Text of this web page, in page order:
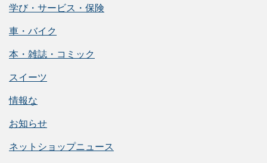
学び・サービス・保険
車・バイク
本・雑誌・コミック
スイーツ
情報な
お知らせ
ネットショップニュース